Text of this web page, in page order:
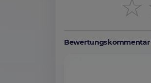
Bewertungskommentar